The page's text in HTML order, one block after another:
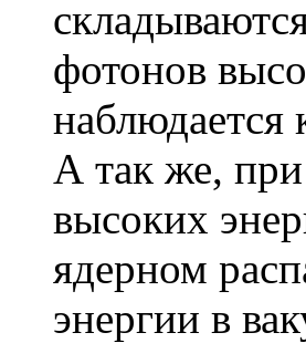
фотонов
наблюдается
А так же,
высоких
ядерном
энергии в